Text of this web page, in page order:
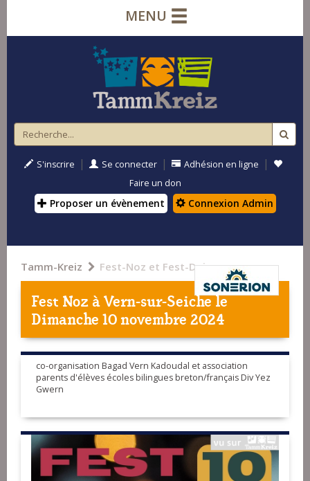
MENU
S'inscrire | Se connecter | Adhésion en ligne |
Faire un don
Proposer un évènement Connexion Admin
Tamm-Kreiz Fest-Noz et Fest-Deiz
Fest Noz àVern-sur-Seichele
Dimanche 10 novembre 2024
co-organisation Bagad Vern Kadoudal et association
parents d'élèves écoles bilingues breton/français Div Yez
Gwern